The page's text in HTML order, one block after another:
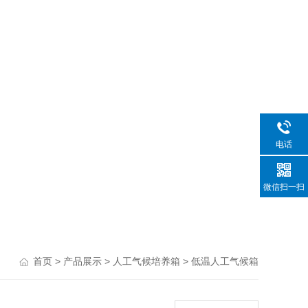
首页 > 产品展示 > 人工气候培养箱 > 低温人工气候箱
电话
微信扫一扫